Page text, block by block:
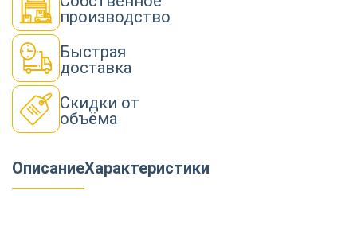
производство
Быстрая
доставка
Скидки от
объёма
ОписаниеХарактеристики